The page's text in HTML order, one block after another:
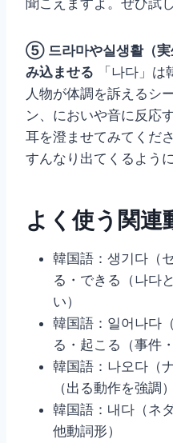
⑤ 드라마や실생활（実
み込ませる 「나다」は
人物が体調を訴えるシ
ン、においや音に反応
耳を澄ませてみてくだ
すんなり出てくるよう
よく使う関連
韓国語：생기다（
る・できる（나다
い）
韓国語：일어나다
る・起こる（事件
韓国語：나오다（
（出る動作を強調）
韓国語：내다（ネ
他動詞形）